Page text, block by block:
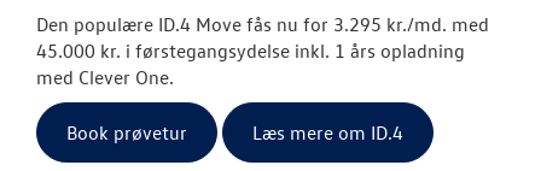
OM OS
JOB OG
Den populære ID.4 Move fås nu for 3.295 kr./md. med
45.000 kr. i førstegangsydelse inkl. 1 års opladning
med Clever One.
Book prøvetur Læs mere om ID.4